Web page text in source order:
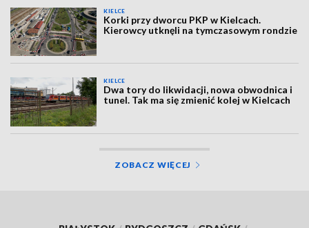
KIELCE
Korki przy dworcu PKP w Kielcach.
Kierowcy utknęli na tymczasowym rondzie
KIELCE
Dwa tory do likwidacji, nowa obwodnica i
tunel. Tak ma się zmienić kolej w Kielcach
ZOBACZ WIĘCEJ